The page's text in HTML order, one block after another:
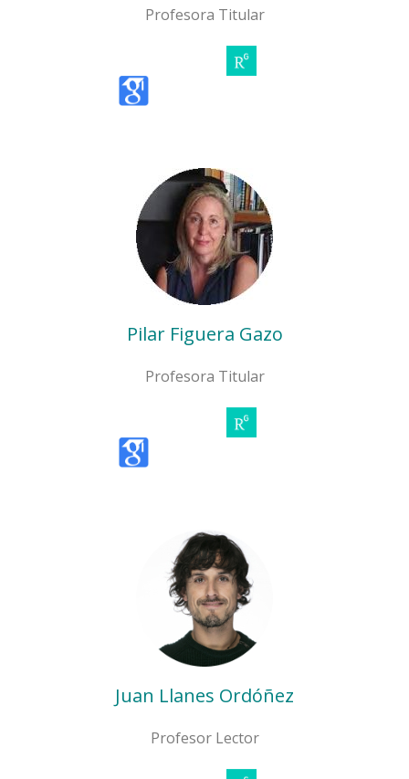
Profesora Titular
Pilar Figuera Gazo
Profesora Titular
Juan Llanes Ordóñez
Profesor Lector